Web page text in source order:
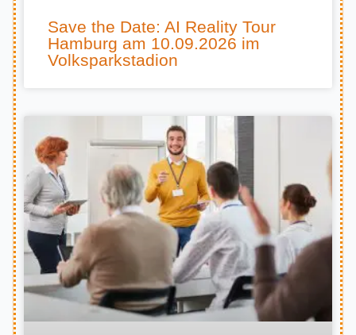
Save the Date: AI Reality Tour
Hamburg am 10.09.2026 im
Volksparkstadion